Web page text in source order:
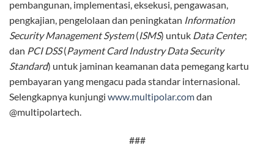
pembangunan, implementasi, eksekusi, pengawasan,
pengkajian, pengelolaan dan peningkatan Information
Security Management System(ISMS) untuk Data Center;
dan PCI DSS(Payment Card Industry Data Security
Standard) untuk jaminan keamanan data pemegang kartu
pembayaran yang mengacu pada standar internasional.
Selengkapnya kunjungi www.multipolar.comdan
@multipolartech.
###